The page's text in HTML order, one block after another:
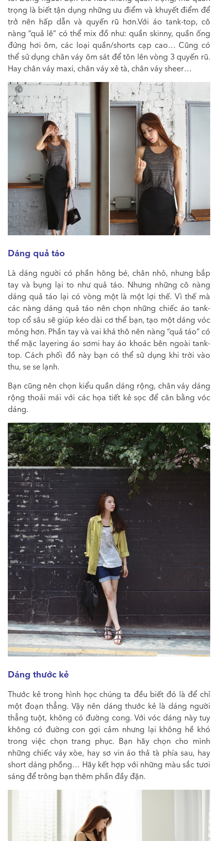
trọng là biết tận dụng những ưu điểm và khuyết điểm để
trở nên hấp dẫn và quyến rũ hơn.Với áo tank-top, cô
nàng “quả lê” có thể mix đồ như: quần skinny, quần ống
đứng hơi ôm, các loại quần/shorts cạp cao… Cũng có
thể sử dụng chân váy ôm sát để tôn lên vòng 3 quyến rũ.
Hay chân váy maxi, chân váy xẻ tà, chân váy sheer…
Dáng quả táo
Là dáng người có phần hông bé, chân nhỏ, nhưng bắp
tay và bụng lại to như quả táo. Nhưng những cô nàng
dáng quả táo lại có vòng một là một lợi thế. Vì thế mà
các nàng dáng quả táo nên chọn những chiếc áo tank-
top cổ sâu sẽ giúp kéo dài cơ thể bạn, tạo một dáng vóc
mỏng hơn. Phần tay và vai khá thô nên nàng “quả táo” có
thể mặc layering áo sơmi hay áo khoác bên ngoài tank-
top. Cách phối đồ này bạn có thể sử dụng khi trời vào
thu, se se lạnh.
Bạn cũng nên chọn kiểu quần dáng rộng, chân váy dáng
rộng thoải mái với các họa tiết kẻ sọc để cân bằng vóc
dáng.
Dáng thước kẻ
Thước kẻ trong hình học chúng ta đều biết đó là để chỉ
một đoạn thẳng. Vậy nên dáng thước kẻ là dáng người
thẳng tuột, không có đường cong. Với vóc dáng này tuy
không có đường con gợi cảm nhưng lại không hề khó
trong việc chọn trang phục. Bạn hãy chọn cho mình
những chiếc váy xòe, hay sơ vin áo thả tà phía sau, hay
short dáng phồng… Hãy kết hợp với những màu sắc tươi
sáng để trông bạn thêm phần đầy đặn.